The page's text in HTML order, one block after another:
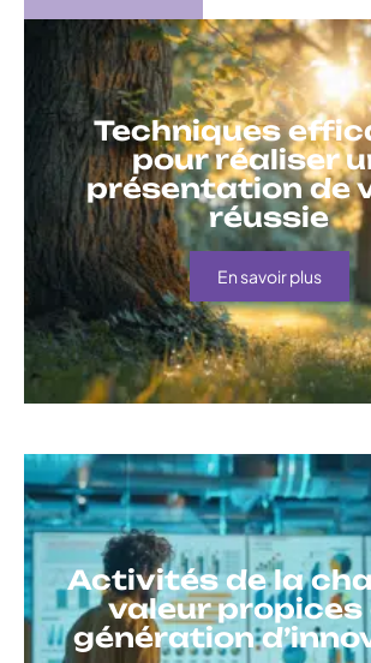
Techniques
pour réaliser
présentation de
réussie
En savoir plus
Activités de la
valeur propices
génération